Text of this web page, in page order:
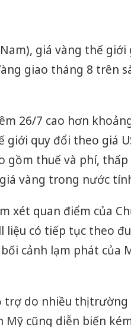
giá vàng thế
giao tháng 8 trên
26/7 cao hơn
giới quy đổi theo giá
gồm thuế và phí,
vàng trong nước
xét quan điểm của
liệu có tiếp tục theo
cảnh lạm phát của
trợ do nhiều thị trường
Mỹ cũng diễn biến